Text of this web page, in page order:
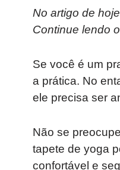
No artigo de
Continue lendo
Se você é um
a prática. No
ele precisa ser
Não se
tapete de yoga
confortável e